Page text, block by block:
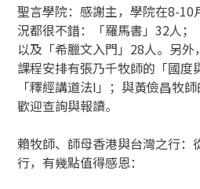
聖言學院：感謝主，學院在8-10
況都很不錯：「羅馬書」32人；
以及「希臘文入門」28人。另
課程安排有張乃千牧師的「國度
「釋經講道法I」；與黃儉昌牧
歡迎查詢與報讀。
賴牧師、師母香港與台灣之行：
行，有幾點值得感恩：